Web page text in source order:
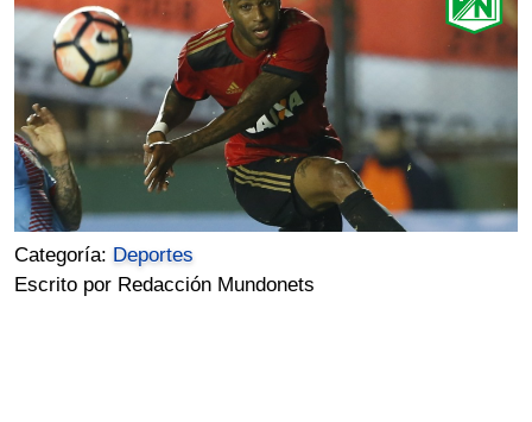
Categoría: Deportes
Escrito por Redacción Mundonets